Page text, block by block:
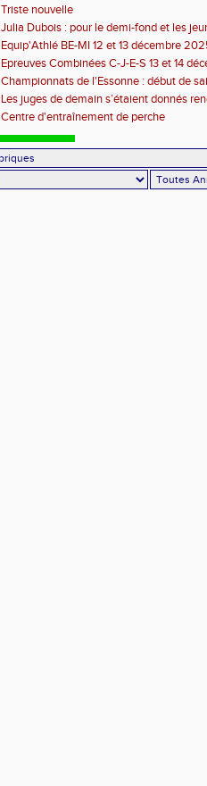
Triste nouvelle
Julia Dubois : pour le demi-fond et les
Equip'Athlé BE-MI 12 et 13 décembre
Epreuves Combinées C-J-E-S 13 et 14
Championnats de l'Essonne : début de
roues
Les juges de demain s’étaient donnés
Centre d'entraînement de perche